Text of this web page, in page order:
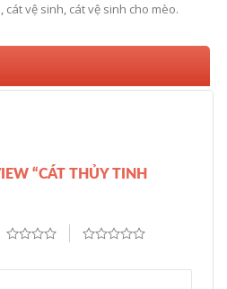
, cát vệ sinh, cát vệ sinh cho mèo.
“CÁT THỦY TINH